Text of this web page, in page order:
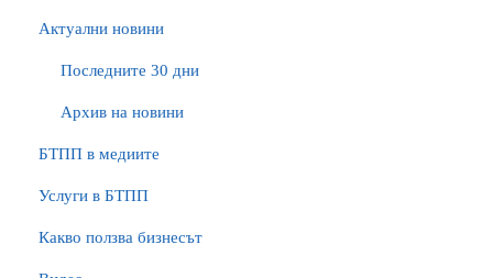
Актуални новини
Последните 30 дни
Архив на новини
БTПП в медиите
Услуги в БТПП
Какво ползва бизнесът